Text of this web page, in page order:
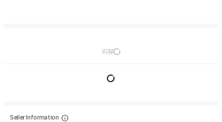
리뷰
Seller Information